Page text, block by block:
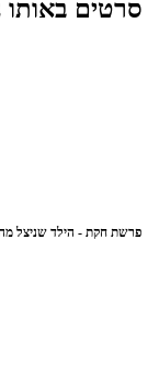
סרטים באותו
פרשת חקת - הילד שניצל